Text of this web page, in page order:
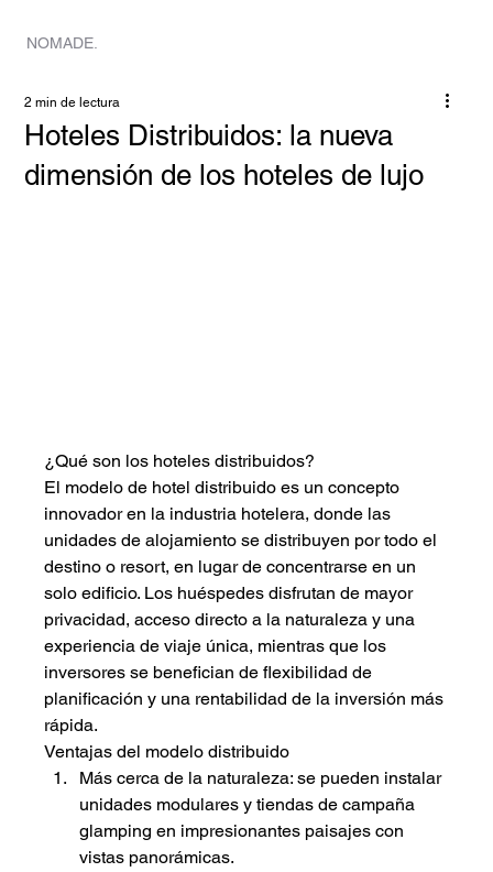
NOMADE.
Hoteles Distribuidos: la nueva
dimensión de los hoteles de lujo
2 min de lectura
¿Qué son los hoteles distribuidos?
El modelo de hotel distribuido es un concepto
innovador en la industria hotelera, donde las
unidades de alojamiento se distribuyen por todo el
destino o resort, en lugar de concentrarse en un
solo edificio. Los huéspedes disfrutan de mayor
privacidad, acceso directo a la naturaleza y una
experiencia de viaje única, mientras que los
inversores se benefician de flexibilidad de
planificación y una rentabilidad de la inversión más
rápida.
Ventajas del modelo distribuido
Más cerca de la naturaleza: se pueden instalar
unidades modulares y tiendas de campaña
glamping en impresionantes paisajes con
vistas panorámicas.